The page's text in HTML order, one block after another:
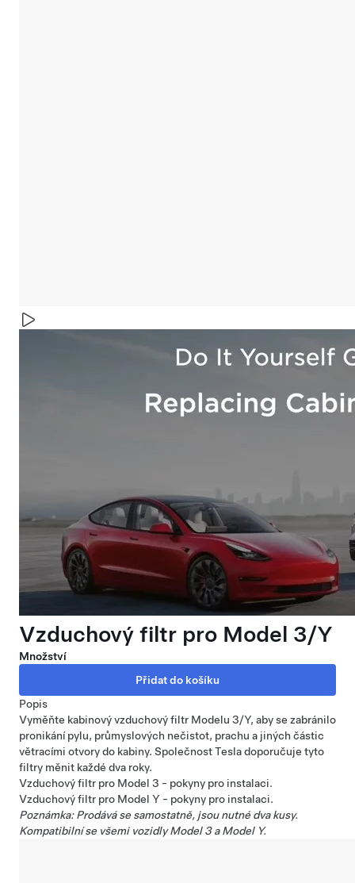
Vzduchový filtr pro Model 3/Y
Množství
Popis
Vyměňte kabinový vzduchový filtr Modelu 3/Y, aby se zabránilo
pronikání pylu, průmyslových nečistot, prachu a jiných částic
větracími otvory do kabiny. Společnost Tesla doporučuje tyto
filtry měnit každé dva roky.
Vzduchový filtr pro Model 3 - pokyny pro instalaci.
Vzduchový filtr pro Model Y - pokyny pro instalaci.
Poznámka: Prodává se samostatně, jsou nutné dva kusy.
Kompatibilní se všemi vozidly Model 3 a Model Y.